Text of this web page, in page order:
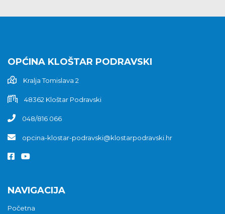
OPĆINA KLOŠTAR PODRAVSKI
Kralja Tomislava 2
48362 Kloštar Podravski
048/816 066
opcina-klostar-podravski@klostarpodravski.hr
NAVIGACIJA
Početna